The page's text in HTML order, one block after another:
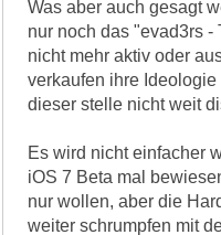
Was aber auch gesagt
nur noch das "evad3rs -
nicht mehr aktiv oder
verkaufen ihre
dieser stelle nicht weit
Es wird nicht einfacher
iOS 7 Beta mal
nur wollen, aber die
weiter schrumpfen mit